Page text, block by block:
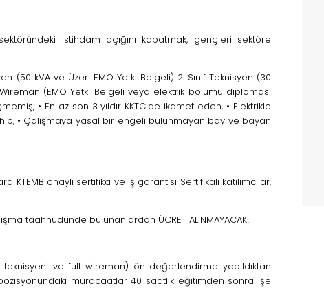
istihdam açığını kapatmak, gençleri sektöre
(50 kVA ve Üzeri EMO Yetki Belgeli) 2. Sınıf Teknisyen (30
Wireman (EMO Yetki Belgeli veya elektrik bölümü diploması
• En az son 3 yıldır KKTC'de ikamet eden, • Elektrikle
• Çalışmaya yasal bir engeli bulunmayan bay ve bayan
KTEMB onaylı sertifika ve iş garantisi Sertifikalı katılımcılar,
taahhüdünde bulunanlardan ÜCRET ALINMAYACAK!
ve full wireman) ön değerlendirme yapıldıktan
müracaatlar 40 saatlik eğitimden sonra işe